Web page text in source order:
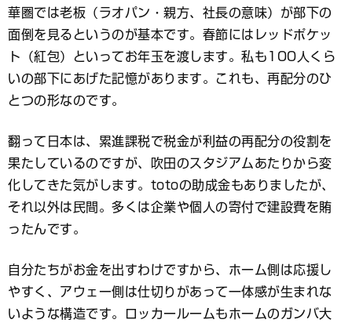
華圏では老板（ラオパン・親方、社長の意味）が部下の
面倒を見るというのが基本です。春節にはレッドポケッ
ト（紅包）といってお年玉を渡します。私も100人くら
いの部下にあげた記憶があります。これも、再配分のひ
とつの形なのです。
翻って日本は、累進課税で税金が利益の再配分の役割を
果たしているのですが、吹田のスタジアムあたりから変
化してきた気がします。totoの助成金もありましたが、
それ以外は民間。多くは企業や個人の寄付で建設費を賄
ったんです。
自分たちがお金を出すわけですから、ホーム側は応援し
やすく、アウェー側は仕切りがあって一体感が生まれな
いような構造です。ロッカールームもホームのガンバ大